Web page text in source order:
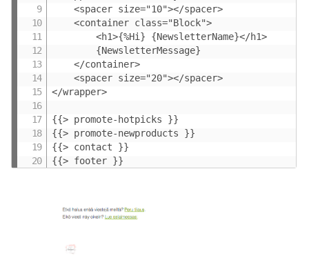
	<spacer size="10"></spacer>
	<container class="Block">
		<h1>{%Hi} {NewsletterName}</h1>
	</container>
	<spacer size="20"></spacer>
</wrapper>
{{> promote-hotpicks }}
{{> promote-newproducts }}
{{> contact }}
{{> footer }}